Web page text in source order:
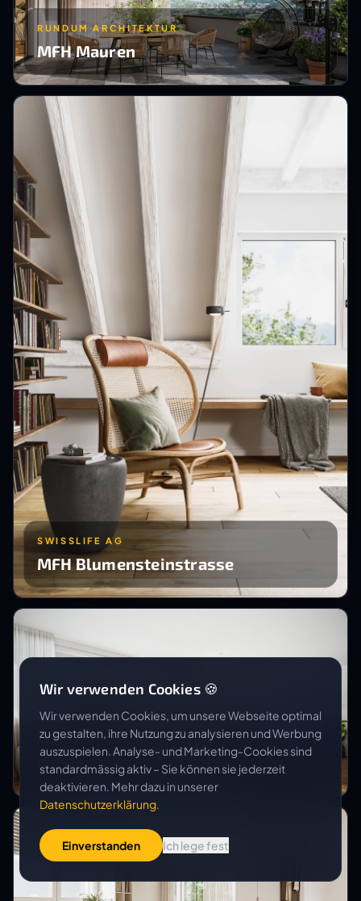
RUNDUM ARCHITEKTUR
MFH Mauren
SWISSLIFE AG
MFH Blumensteinstrasse
REMO FLURI IMMOBILIEN AG
Neubau Casa Flurina
Wir verwenden Cookies 🍪
Wir verwenden Cookies, um unsere Webseite optimal
zu gestalten, ihre Nutzung zu analysieren und Werbung
auszuspielen. Analyse- und Marketing-Cookies sind
standardmässig aktiv – Sie können sie jederzeit
deaktivieren. Mehr dazu in unserer
Datenschutzerklärung.
Einverstanden Ich lege fest